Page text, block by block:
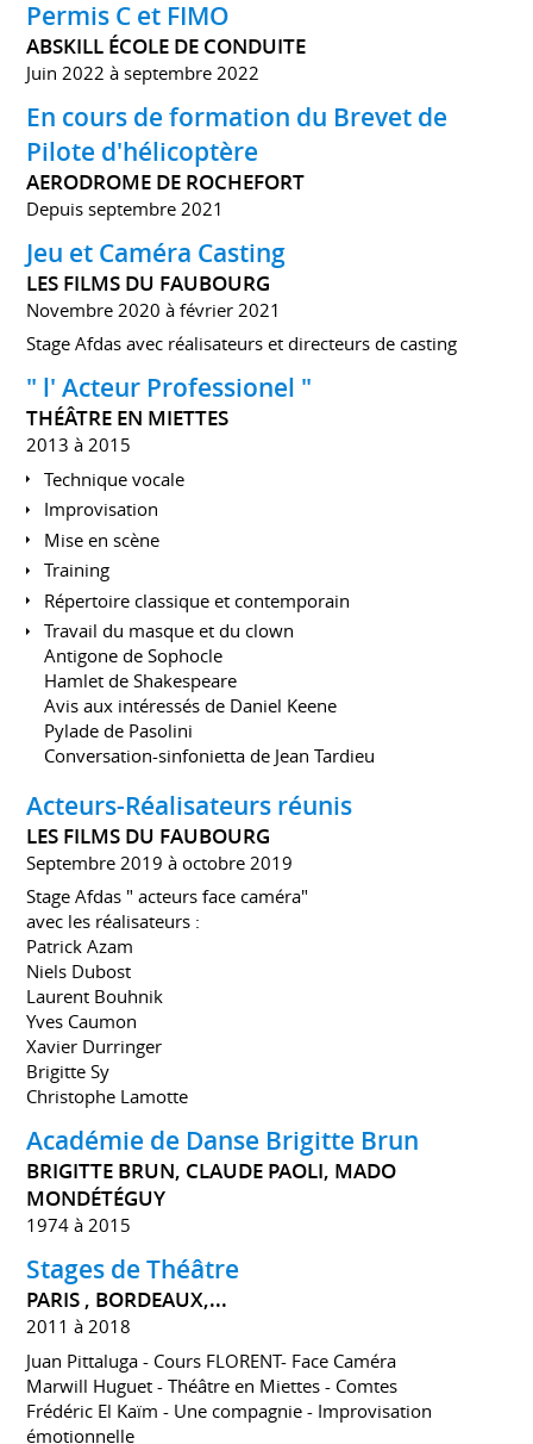
Permis C et FIMO
ABSKILL ÉCOLE DE CONDUITE
Juin 2022 à septembre 2022
En cours de formation du Brevet de
Pilote d'hélicoptère
AERODROME DE ROCHEFORT
Depuis septembre 2021
Jeu et Caméra Casting
LES FILMS DU FAUBOURG
Novembre 2020 à février 2021
Stage Afdas avec réalisateurs et directeurs de casting
" l' Acteur Professionel "
THÉÂTRE EN MIETTES
2013 à 2015
Technique vocale
Improvisation
Mise en scène
Training
Répertoire classique et contemporain
Travail du masque et du clown
Antigone de Sophocle
Hamlet de Shakespeare
Avis aux intéressés de Daniel Keene
Pylade de Pasolini
Conversation-sinfonietta de Jean Tardieu
Acteurs-Réalisateurs réunis
LES FILMS DU FAUBOURG
Septembre 2019 à octobre 2019
Stage Afdas " acteurs face caméra"
avec les réalisateurs :
Patrick Azam
Niels Dubost
Laurent Bouhnik
Yves Caumon
Xavier Durringer
Brigitte Sy
Christophe Lamotte
Académie de Danse Brigitte Brun
BRIGITTE BRUN, CLAUDE PAOLI, MADO
MONDÉTÉGUY
1974 à 2015
Stages de Théâtre
PARIS , BORDEAUX,...
2011 à 2018
Juan Pittaluga - Cours FLORENT- Face Caméra
Marwill Huguet - Théâtre en Miettes - Comtes
Frédéric El Kaïm - Une compagnie - Improvisation
émotionnelle